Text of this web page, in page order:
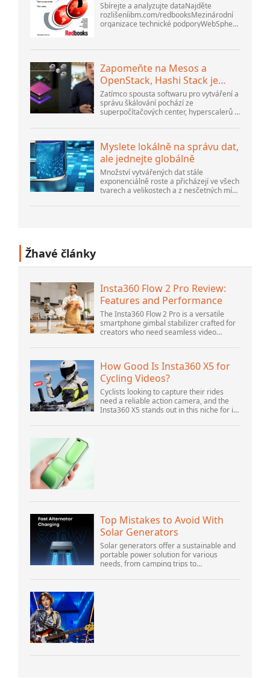
Sbírejte a analyzujte dataNajděte
rozlišeníibm.com/redbooksMezinárodní
organizace technické podporyWebSphere
PlatformsListopad 2005 SG2...
Zapomeňte na Mesos a
OpenStack, Hashi Stack je
nová další platforma
Zatímco spousta softwaru pro vytváření a
správu škálování pochází ze
superpočítačových center, hyperscalerů a
existuje spousta inovací, které dělají lidé...
Myslete lokálně na správu dat,
ale jednejte globálně
Množství vytvářených dat stále
exponenciálně roste a přicházejí ve všech
tvarech a velikostech a z nesčetných míst.
nestrukturovaný a je to gen...
Žhavé články
Insta360 Flow 2 Pro Review:
Features and Performance
The Insta360 Flow 2 Pro is a versatile
smartphone gimbal stabilizer crafted for
creators who need seamless video
for vlogging, live streaming, and video
How Good Is Insta360 X5 for
Cycling Videos?
Cyclists looking to capture their rides
need a reliable action camera, and the
Insta360 X5 stands out in this niche for its
Offering top-of-the-line 8K 360° video ca...
Top Mistakes to Avoid With
Solar Generators
Solar generators offer a sustainable and
portable power solution for various
needs, from camping trips to
increases, it’s vital to navigate common